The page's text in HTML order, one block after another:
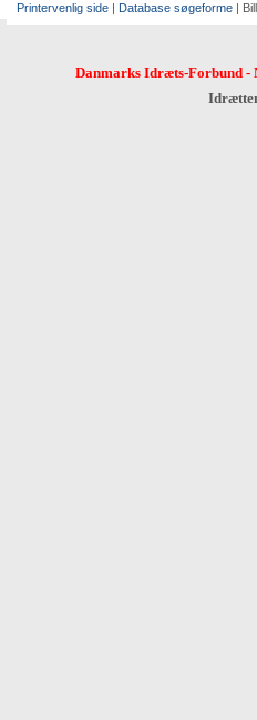
Printervenlig side | Database søgeforme |
Danmarks Idræts-Forbund-